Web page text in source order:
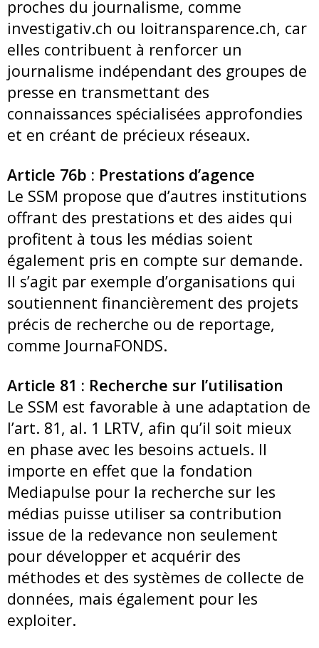
proches du journalisme, comme
investigativ.ch ou loitransparence.ch, car
elles contribuent à renforcer un
journalisme indépendant des groupes de
presse en transmettant des
connaissances spécialisées approfondies
et en créant de précieux réseaux.
Article 76b : Prestations d’agence
Le SSM propose que d’autres institutions
offrant des prestations et des aides qui
profitent à tous les médias soient
également pris en compte sur demande.
Il s’agit par exemple d’organisations qui
soutiennent financièrement des projets
précis de recherche ou de reportage,
comme JournaFONDS.
Article 81 : Recherche sur l’utilisation
Le SSM est favorable à une adaptation de
l’art. 81, al. 1 LRTV, afin qu’il soit mieux
en phase avec les besoins actuels. Il
importe en effet que la fondation
Mediapulse pour la recherche sur les
médias puisse utiliser sa contribution
issue de la redevance non seulement
pour développer et acquérir des
méthodes et des systèmes de collecte de
données, mais également pour les
exploiter.